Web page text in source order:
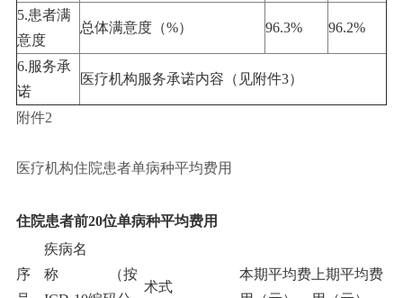
5.患者满
意度
总体满意度（%） 96.3% 96.2%
6.服务承
诺
医疗机构服务承诺内容（见附件3）
附件2
医疗机构住院患者单病种平均费用
住院患者前20位单病种平均费用
序
疾病名
称 （按
术式
本期平均费上期平均费